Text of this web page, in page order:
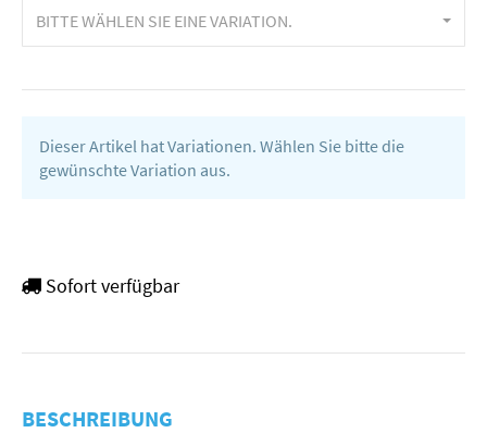
BITTE WÄHLEN SIE EINE VARIATION.
Dieser Artikel hat Variationen. Wählen Sie bitte die
gewünschte Variation aus.
Sofort verfügbar
BESCHREIBUNG